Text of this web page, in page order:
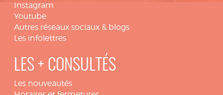
Instagram
Youtube
Autres réseaux sociaux & blogs
Les infolettres
LES + CONSULTÉS
Les nouveautés